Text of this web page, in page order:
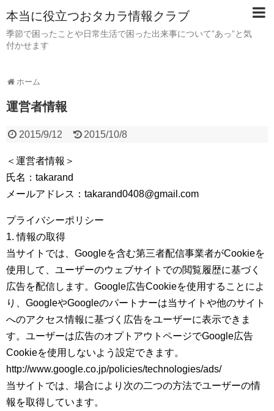
本当に役立つおタカラ情報クラブ
季節で困ったことや日常生活で困った出来事について”あっ”と気
付かせます
ホーム
運営者情報
2015/9/12 2015/10/8
＜運営者情報＞
氏名：takarand
メールアドレス：takarand0408@gmail.com
プライバシーポリシー
1. 情報の取得
当サイトでは、Googleを含む第三者配信事業者がCookieを
使用して、ユーザーのウェブサイトでの閲覧履歴に基づく
広告を配信します。Google広告Cookieを使用することによ
り、GoogleやGoogleのパートナーは当サイトや他のサイト
へのアクセス情報に基づく広告をユーザーに表示できま
す。ユーザーは広告のオプトアウトページでGoogle広告
Cookieを使用しないよう設定できます。
http://www.google.co.jp/policies/technologies/ads/
当サイトでは、場合により次の二つの方法でユーザーの情
報を取得しています。